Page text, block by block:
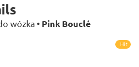
wózka • Pink Bouclé
Hit